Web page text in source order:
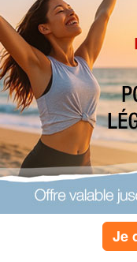
Le soleil joue à cache
pour voir pourquoi
Je